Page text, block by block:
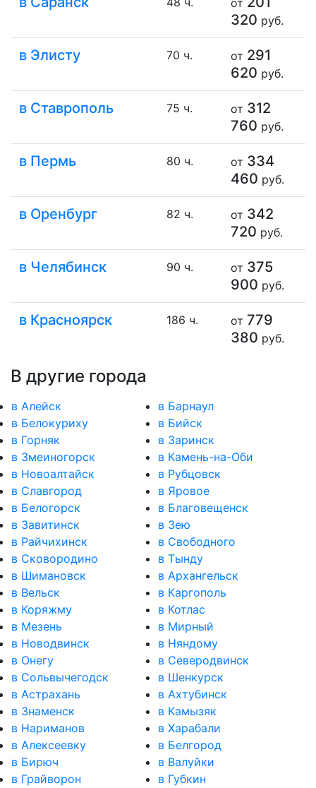
от
320 руб.
в Элисту 70 ч. от 291
620 руб.
в Ставрополь 75 ч. от 312
760 руб.
в Пермь 80 ч. от 334
460 руб.
в Оренбург 82 ч. от 342
720 руб.
в Челябинск 90 ч. от 375
900 руб.
в Красноярск 186 ч. от 779
380 руб.
В другие города
в Алейск
в Барнаул
в Белокуриху
в Бийск
в Горняк
в Заринск
в Змеиногорск
в Камень-на-Оби
в Новоалтайск
в Рубцовск
в Славгород
в Яровое
в Белогорск
в Благовещенск
в Завитинск
в Зею
в Райчихинск
в Свободного
в Сковородино
в Тынду
в Шимановск
в Архангельск
в Вельск
в Каргополь
в Коряжму
в Котлас
в Мезень
в Мирный
в Новодвинск
в Няндому
в Онегу
в Северодвинск
в Сольвычегодск
в Шенкурск
в Астрахань
в Ахтубинск
в Знаменск
в Камызяк
в Нариманов
в Харабали
в Алексеевку
в Белгород
в Бирюч
в Валуйки
в Грайворон
в Губкин